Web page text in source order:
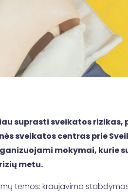
suprasti sveikatos
sveikatos centras prie
mokymai, kurie
metu.
temos: kraujavimo